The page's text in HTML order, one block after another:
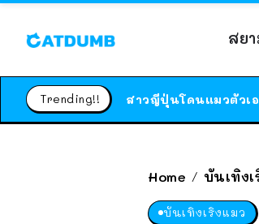
สย
Trending!!
Home / บันเทิงเ
บันเทิงเริงแมว